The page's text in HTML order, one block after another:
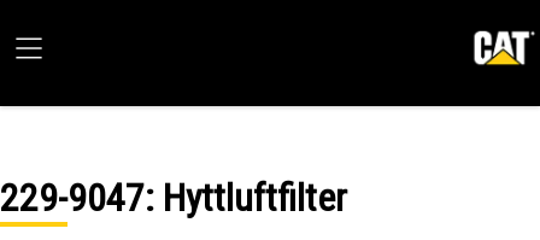
229-9047: Hyttluftfilter